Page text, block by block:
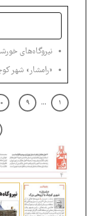
نیروگاه‌های
«رامشار» شهر
۱ ... ۹